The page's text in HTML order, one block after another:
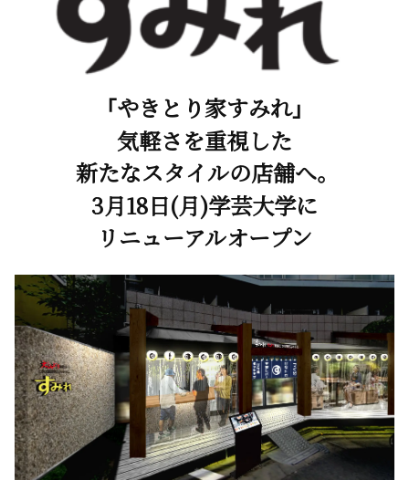
「やきとり家すみれ」
気軽さを重視した
新たなスタイルの店舗へ。
3月18日(月)学芸大学に
リニューアルオープン